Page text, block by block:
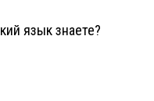
язык знаете?